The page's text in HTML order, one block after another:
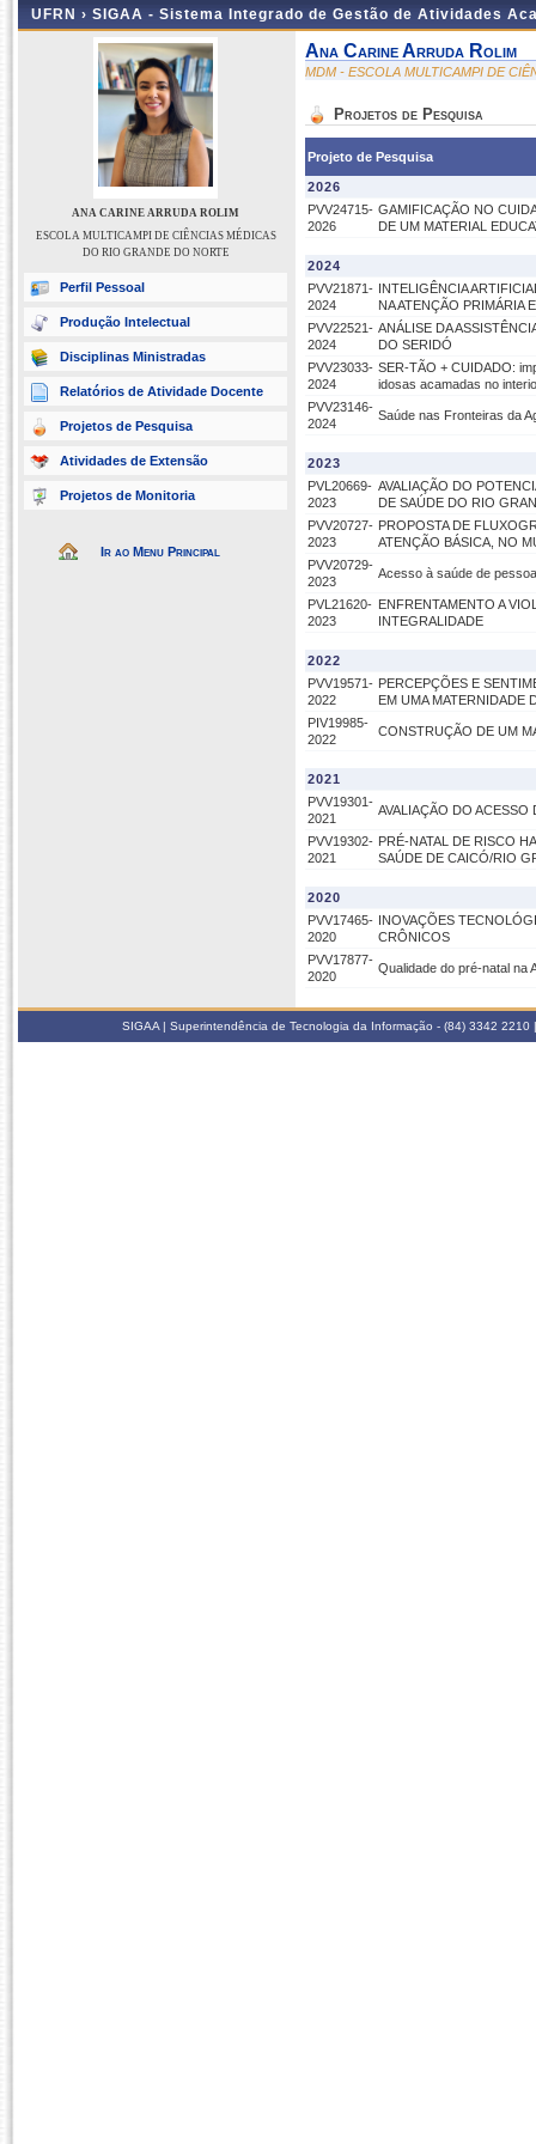
UFRN › SIGAA - Sistema Integrado de Gestão de Atividades
ANA CARINE ARRUDA ROLIM
ESCOLA MULTICAMPI DE CIÊNCIAS MÉDICAS
DO RIO GRANDE DO NORTE
Perfil Pessoal
Produção Intelectual
Disciplinas Ministradas
Relatórios de Atividade Docente
Projetos de Pesquisa
Atividades de Extensão
Projetos de Monitoria
Ir ao Menu Principal
Ana Carine Arruda Rolim
MDM - ESCOLA MULTICAMPI DE
Projetos de Pesquisa
Projeto de Pesquisa
2026
PVV24715-
2026
GAMIFICAÇÃO NO
DE UM MATERIAL
2024
PVV21871-
2024
INTELIGÊNCIA
NA ATENÇÃO PRIMÁRIA
PVV22521-
2024
ANÁLISE DA
DO SERIDÓ
PVV23033-
2024
SER-TÃO + CUIDADO:
idosas acamadas no
PVV23146-
2024
Saúde nas Fronteiras da
2023
PVL20669-
2023
AVALIAÇÃO DO
DE SAÚDE DO RIO
PVV20727-
2023
PROPOSTA DE
ATENÇÃO BÁSICA, NO
PVV20729-
2023
Acesso à saúde de
PVL21620-
2023
ENFRENTAMENTO A
INTEGRALIDADE
2022
PVV19571-
2022
PERCEPÇÕES E
EM UMA MATERNIDADE
PIV19985-
2022
CONSTRUÇÃO DE UM
2021
PVV19301-
2021
AVALIAÇÃO DO ACESSO
PVV19302-
2021
PRÉ-NATAL DE RISCO
SAÚDE DE CAICÓ/RIO
2020
PVV17465-
2020
INOVAÇÕES
CRÔNICOS
PVV17877-
2020
Qualidade do pré-natal na
SIGAA | Superintendência de Tecnologia da Informação - (84) 3342